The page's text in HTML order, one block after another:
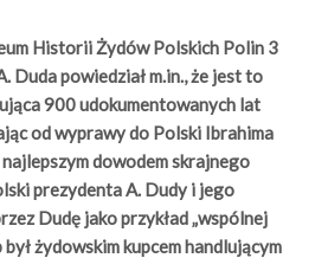
Historii Żydów Polskich Polin 3
Duda powiedział m.in., że jest to
900 udokumentowanych lat
od wyprawy do Polski Ibrahima
najlepszym dowodem skrajnego
prezydenta A. Dudy i jego
Dudę jako przykład „wspólnej
żydowskim kupcem handlującym